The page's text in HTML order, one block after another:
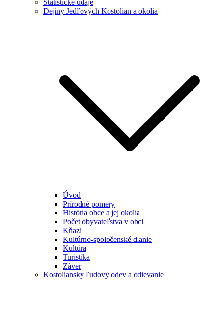
Štatistické údaje
Dejiny Jedľových Kostolian a okolia
Úvod
Prírodné pomery
História obce a jej okolia
Počet obyvateľstva v obci
Kňazi
Kultúrno-spoločenské dianie
Kultúra
Turistika
Záver
Kostoliansky ľudový odev a odievanie